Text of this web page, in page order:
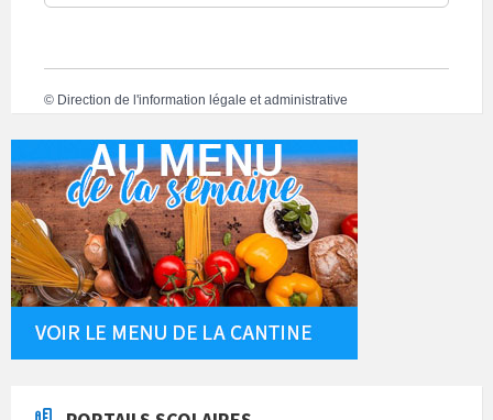
© Direction de l'information légale et administrative